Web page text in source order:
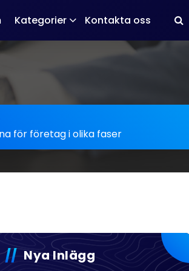
Kategorier Kontakta oss
för företag i olika faser
Nya Inlägg